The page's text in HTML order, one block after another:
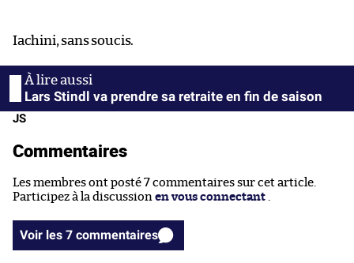
Iachini, sans soucis.
Lars Stindl va prendre sa retraite en fin de saison
JS
Commentaires
Les membres ont posté 7 commentaires sur cet article.
Participez à la discussion en vous connectant
Voir les 7 commentaires